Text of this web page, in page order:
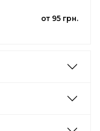
от 95 грн.